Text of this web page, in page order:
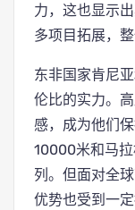
力，这也显示
多项目拓展，
东非国家肯尼
伦比的实力。
感，成为他们
10000米和马
列。但面对全
优势也受到一